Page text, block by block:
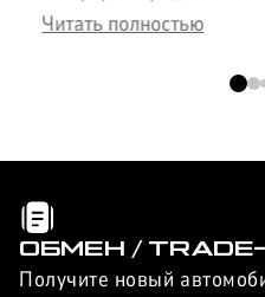
просторный салон и
Читать полностью
ОБМЕН / TRADE-
Получите новый